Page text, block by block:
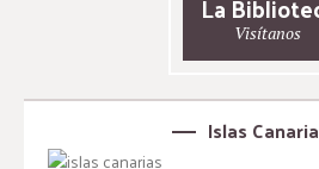
La
Visítanos
Islas